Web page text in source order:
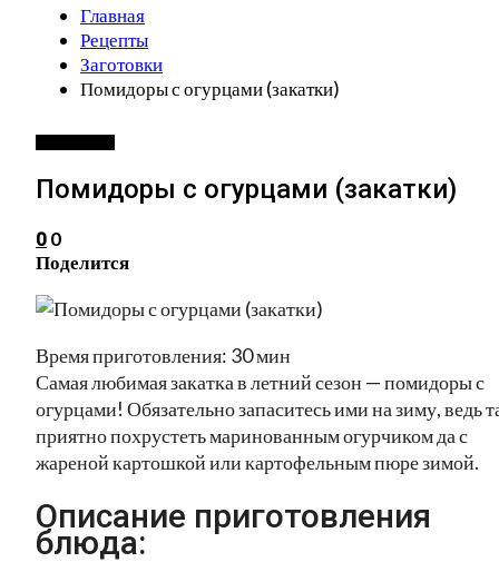
Главная
Рецепты
Заготовки
Помидоры с огурцами (закатки)
Помидоры с огурцами (закатки)
0 0
Поделится
Время приготовления: 30 мин
Самая любимая закатка в летний сезон — помидоры с
огурцами! Обязательно запаситесь ими на зиму, ведь
приятно похрустеть маринованным огурчиком да с
жареной картошкой или картофельным пюре зимой.
Описание приготовления
блюда: